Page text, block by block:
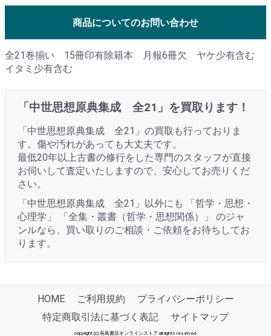
商品についてのお問い合わせ
全21巻揃い 15冊印有除籍本 月報6冊欠 ヤケ少有含む
イタミ少有含む
「中世思想原典集成 全21」を買取ります！
「中世思想原典集成 全21」の買取も行っておりま
す。傷や汚れがあっても大丈夫です。
最低20年以上古書の修行をした専門のスタッフが直接
お伺いして査定いたしますので、安心してお売りくだ
さい。
「中世思想原典集成 全21」以外にも 「哲学・思想・
心理学」 「全集・叢書（哲学・思想関係）」 のジャ
ンルなら、買い取りのご相談・ご依頼をお待ちしてお
ります。
HOME ご利用規約
プライバシーポリシー
特定商取引法に基づく表記
サイトマップ
copyright (c) 長島書店オンラインストア all rights reserved.